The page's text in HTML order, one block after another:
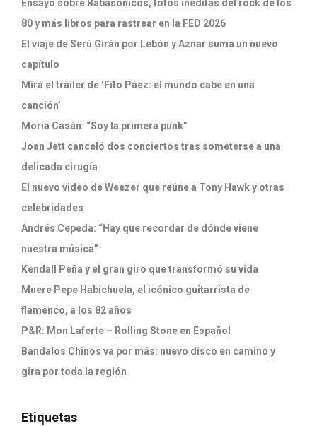
Ensayo sobre Babasónicos, fotos inéditas del rock de los
80 y más libros para rastrear en la FED 2026
El viaje de Serú Girán por Lebón y Aznar suma un nuevo
capítulo
Mirá el tráiler de ‘Fito Páez: el mundo cabe en una
canción’
Moria Casán: “Soy la primera punk”
Joan Jett canceló dos conciertos tras someterse a una
delicada cirugía
El nuevo video de Weezer que reúne a Tony Hawk y otras
celebridades
Andrés Cepeda: “Hay que recordar de dónde viene
nuestra música”
Kendall Peña y el gran giro que transformó su vida
Muere Pepe Habichuela, el icónico guitarrista de
flamenco, a los 82 años
P&R: Mon Laferte – Rolling Stone en Español
Bandalos Chinos va por más: nuevo disco en camino y
gira por toda la región
Etiquetas